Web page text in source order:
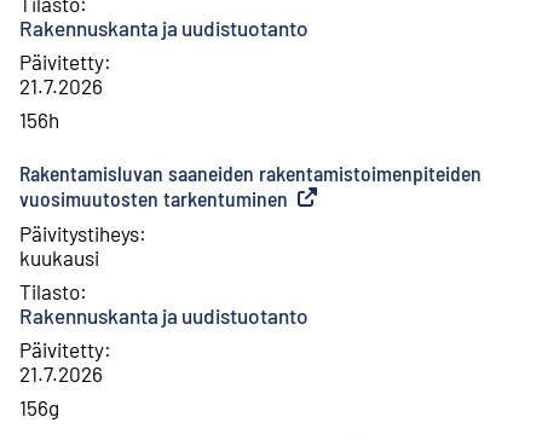
Rakennuskanta ja uudistuotanto
Päivitetty:
21.7.2026
156h
Rakentamisluvan saaneiden rakentamistoimenpiteiden
vuosimuutosten tarkentuminen Ulkoinen linkki
Päivitystiheys:
kuukausi
Tilasto:
Rakennuskanta ja uudistuotanto
Päivitetty:
21.7.2026
156g